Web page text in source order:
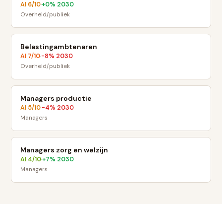
AI 6/10·+0% 2030
Overheid/publiek
Belastingambtenaren
AI 7/10·-8% 2030
Overheid/publiek
Managers productie
AI 5/10·-4% 2030
Managers
Managers zorg en welzijn
AI 4/10·+7% 2030
Managers